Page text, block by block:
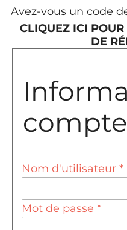
Avez-vous un code
CLIQUEZ ICI POUR
DE
compte
Nom d'utilisateur *
Mot de passe *